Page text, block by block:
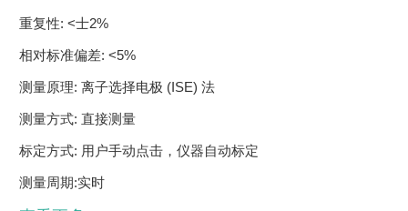
重复性: <士2%
相对标准偏差: <5%
测量原理: 离子选择电极 (ISE) 法
测量方式: 直接测量
标定方式: 用户手动点击，仪器自动标定
测量周期:实时